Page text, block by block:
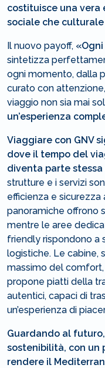
costituisce una vera
sociale che
Il nuovo payoff,
sintetizza
ogni momento, dalla
curato con
viaggio non sia mai
un’esperienza
Viaggiare con GNV
dove il tempo del
diventa parte
strutture e i servizi
efficienza e sicurezza
panoramiche offrono
mentre le aree
friendly rispondono a
logistiche. Le cabine,
massimo del
propone piatti della
autentici, capaci di
un’esperienza di
Guardando al
sostenibilità, con
rendere il